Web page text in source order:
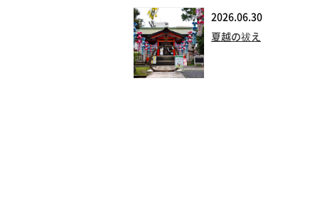
2026.06.30
夏越の祓え